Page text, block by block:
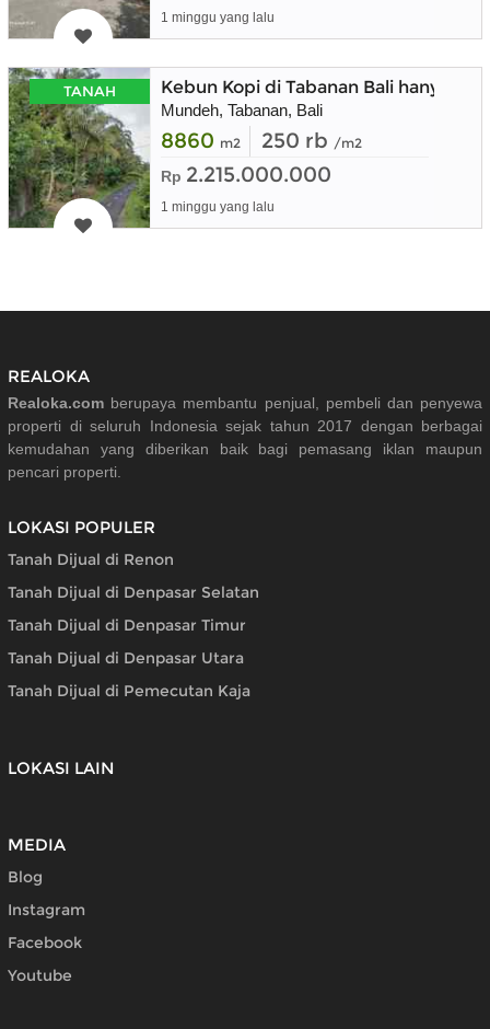
1 minggu yang lalu
TANAH Kebun Kopi di Tabanan Bali hanya 20
Mundeh, Tabanan, Bali
8860 m2 250 rb /m2
Rp 2.215.000.000
1 minggu yang lalu
REALOKA
Realoka.com berupaya membantu penjual, pembeli dan penyewa
properti di seluruh Indonesia sejak tahun 2017 dengan berbagai
kemudahan yang diberikan baik bagi pemasang iklan maupun
pencari properti.
LOKASI POPULER
Tanah Dijual di Renon
Tanah Dijual di Denpasar Selatan
Tanah Dijual di Denpasar Timur
Tanah Dijual di Denpasar Utara
Tanah Dijual di Pemecutan Kaja
LOKASI LAIN
MEDIA
Blog
Instagram
Facebook
Youtube